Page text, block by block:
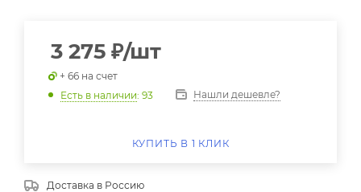
3 275 ₽/шт
+ 66 на счет
Есть в наличии: 93 Нашли дешевле?
КУПИТЬ В 1 КЛИК
Доставка в Россию